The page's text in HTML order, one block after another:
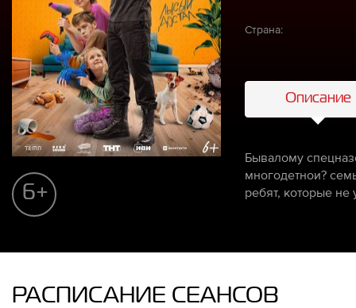
6+
Страна:
Описание
Бывалому
многодетнои?
ребят, которые не
РАСПИСАНИЕ СЕАНСОВ